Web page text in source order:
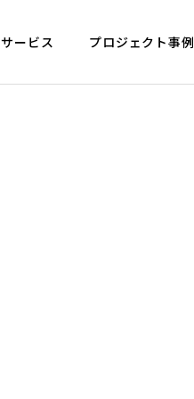
サービス プロジェクト事例